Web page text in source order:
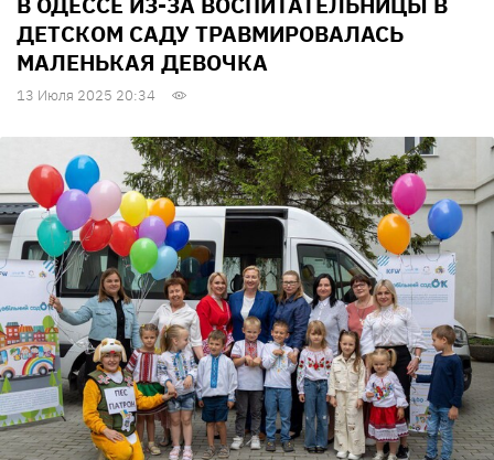
ДЕТСКОМ САДУ ТРАВМИРОВАЛАСЬ
МАЛЕНЬКАЯ ДЕВОЧКА
13 Июля 2025 20:34